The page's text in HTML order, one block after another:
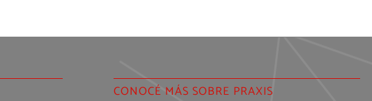
CONOCÉ MÁS SOBRE PRAXIS